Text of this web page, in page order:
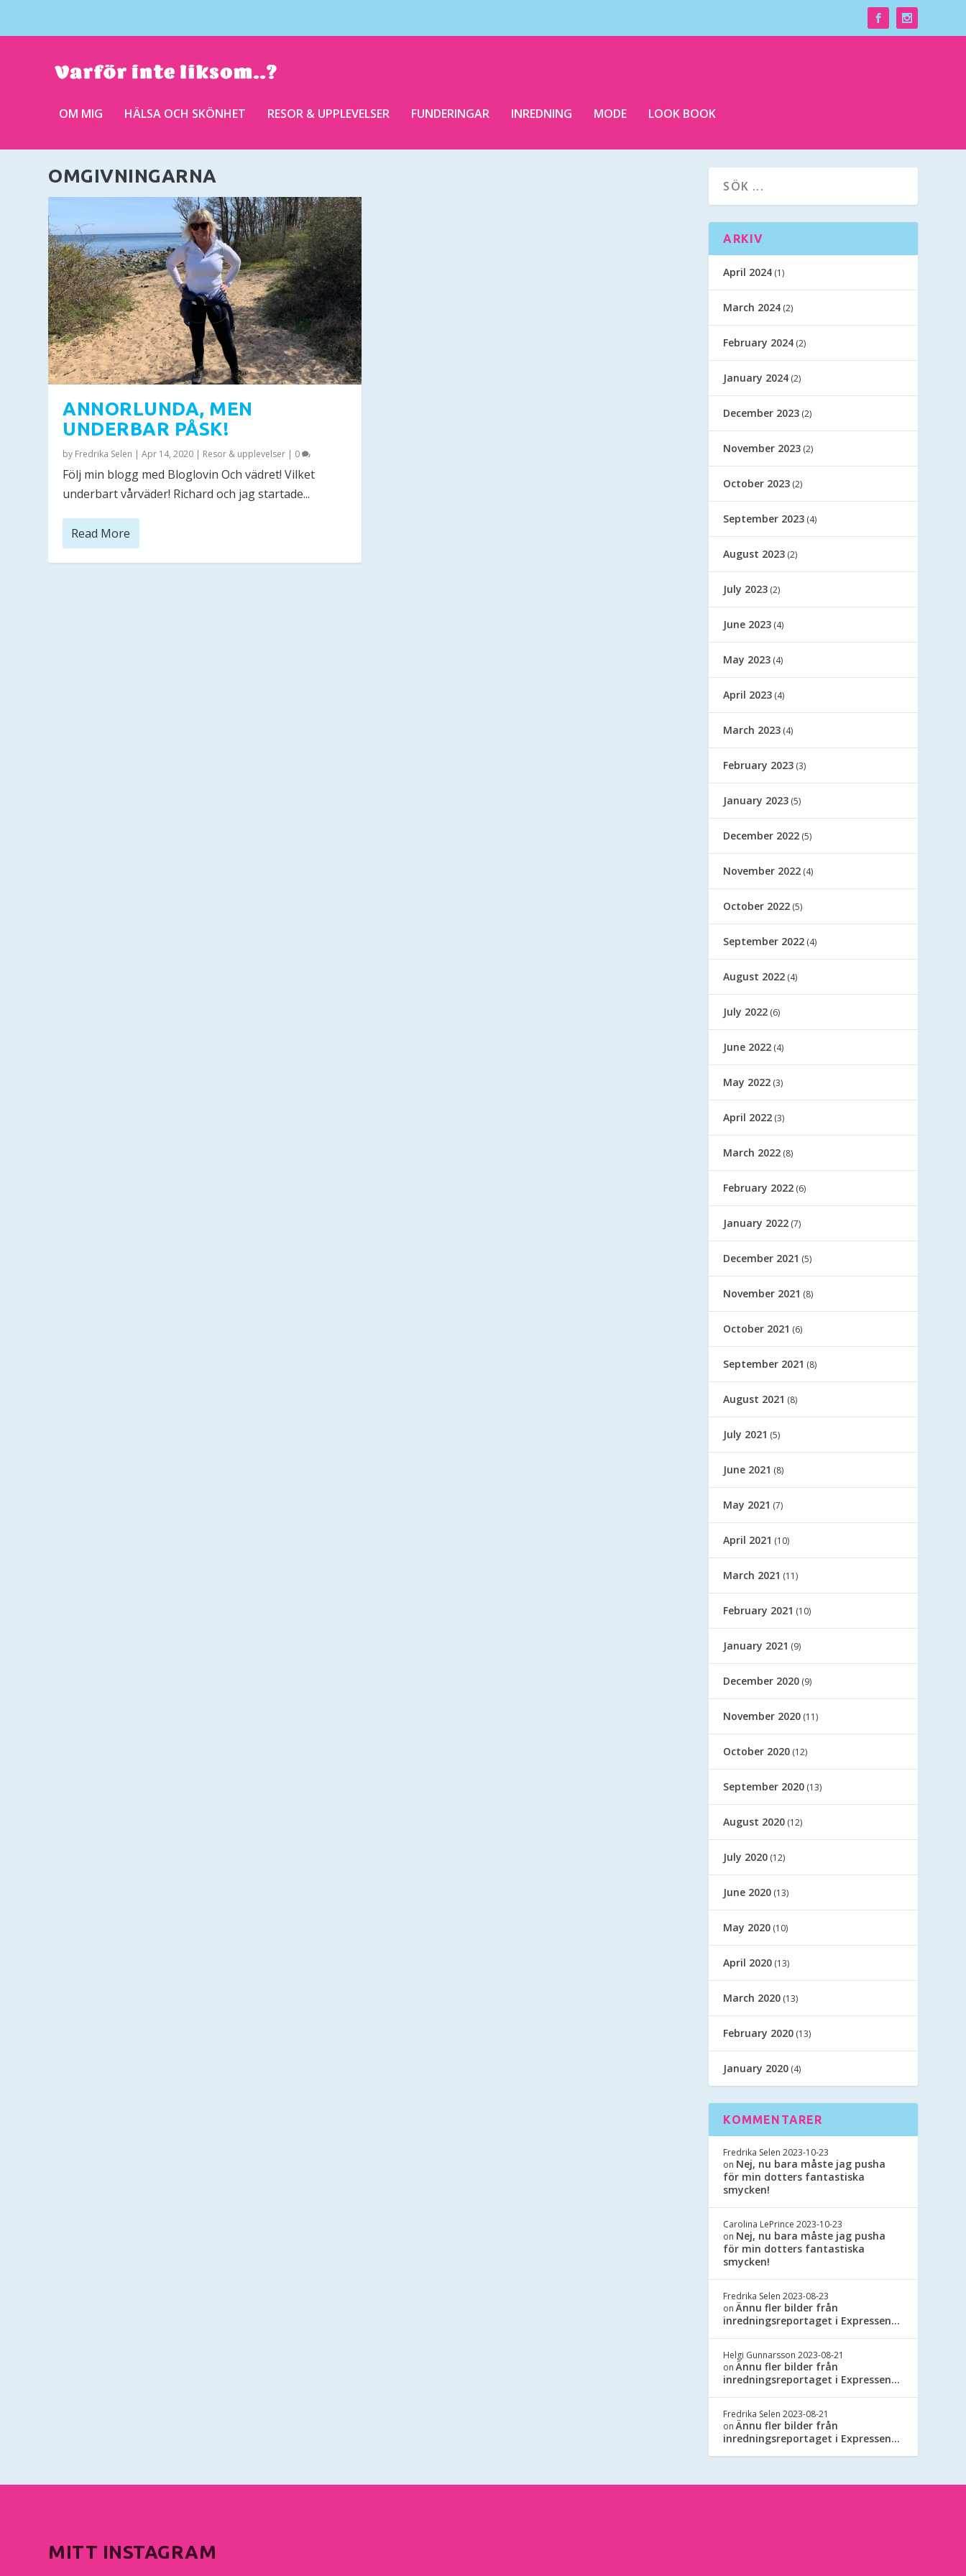
OM MIG HÄLSA OCH SKÖNHET RESOR & UPPLEVELSER FUNDERINGAR INREDNING MODE LOOK BOOK
OMGIVNINGARNA
ANNORLUNDA, MEN
UNDERBAR PÅSK!
by Fredrika Selen |Apr 14, 2020 Resor & upplevelser 0
Följ min blogg med Bloglovin Och vädret! Vilket
underbart vårväder! Richard och jag startade...
Read More
ARKIV
April 2024 (1)
March 2024 (2)
February 2024 (2)
January 2024 (2)
December 2023 (2)
November 2023 (2)
October 2023 (2)
September 2023 (4)
August 2023 (2)
July 2023 (2)
June 2023 (4)
May 2023 (4)
April 2023 (4)
March 2023 (4)
February 2023 (3)
January 2023 (5)
December 2022 (5)
November 2022 (4)
October 2022 (5)
September 2022 (4)
August 2022 (4)
July 2022 (6)
June 2022 (4)
May 2022 (3)
April 2022 (3)
March 2022 (8)
February 2022 (6)
January 2022 (7)
December 2021 (5)
November 2021 (8)
October 2021 (6)
September 2021 (8)
August 2021 (8)
July 2021 (5)
June 2021 (8)
May 2021 (7)
April 2021 (10)
March 2021 (11)
February 2021 (10)
January 2021 (9)
December 2020 (9)
November 2020 (11)
October 2020 (12)
September 2020 (13)
August 2020 (12)
July 2020 (12)
June 2020 (13)
May 2020 (10)
April 2020 (13)
March 2020 (13)
February 2020 (13)
January 2020 (4)
KOMMENTARER
Fredrika Selen 2023-10-23
on Nej, nu bara måste jag pusha
för min dotters fantastiska
smycken!
Carolina LePrince 2023-10-23
on Nej, nu bara måste jag pusha
för min dotters fantastiska
smycken!
Fredrika Selen 2023-08-23
onÄnnu fler bilder från
inredningsreportaget i Expressen…
Helgi Gunnarsson 2023-08-21
onÄnnu fler bilder från
inredningsreportaget i Expressen…
Fredrika Selen 2023-08-21
onÄnnu fler bilder från
inredningsreportaget i Expressen…
MITT INSTAGRAM